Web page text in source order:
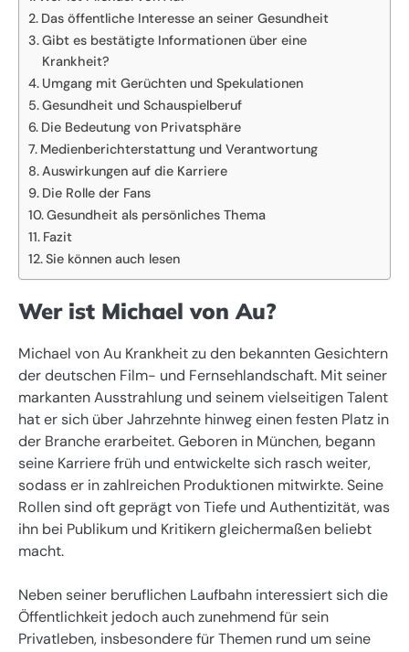
Das öffentliche Interesse an seiner Gesundheit
Gibt es bestätigte Informationen über eine
Krankheit?
Umgang mit Gerüchten und Spekulationen
Gesundheit und Schauspielberuf
Die Bedeutung von Privatsphäre
Medienberichterstattung und Verantwortung
Auswirkungen auf die Karriere
Die Rolle der Fans
Gesundheit als persönliches Thema
Fazit
Sie können auch lesen
Wer ist Michael von Au?
Michael von Au Krankheit zu den bekannten Gesichtern
der deutschen Film- und Fernsehlandschaft. Mit seiner
markanten Ausstrahlung und seinem vielseitigen Talent
hat er sich über Jahrzehnte hinweg einen festen Platz in
der Branche erarbeitet. Geboren in München, begann
seine Karriere früh und entwickelte sich rasch weiter,
sodass er in zahlreichen Produktionen mitwirkte. Seine
Rollen sind oft geprägt von Tiefe und Authentizität, was
ihn bei Publikum und Kritikern gleichermaßen beliebt
macht.
Neben seiner beruflichen Laufbahn interessiert sich die
Öffentlichkeit jedoch auch zunehmend für sein
Privatleben, insbesondere für Themen rund um seine